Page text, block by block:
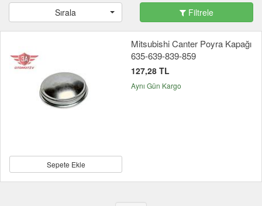
Sırala Filtrele
Sepete Ekle
Mitsubishi Canter Poyra Kapağı
635-639-839-859
127,28 TL
Aynı Gün Kargo